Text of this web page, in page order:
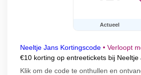
Actueel
Neeltje Jans Kortingscode • Verloopt
€10 korting op entreetickets bij Neeltje
Klik om de code te onthullen en